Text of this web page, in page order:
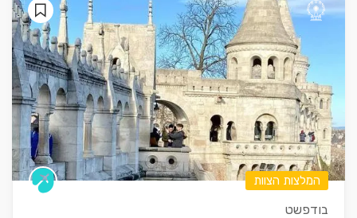
המלצות הצוות
בודפשט